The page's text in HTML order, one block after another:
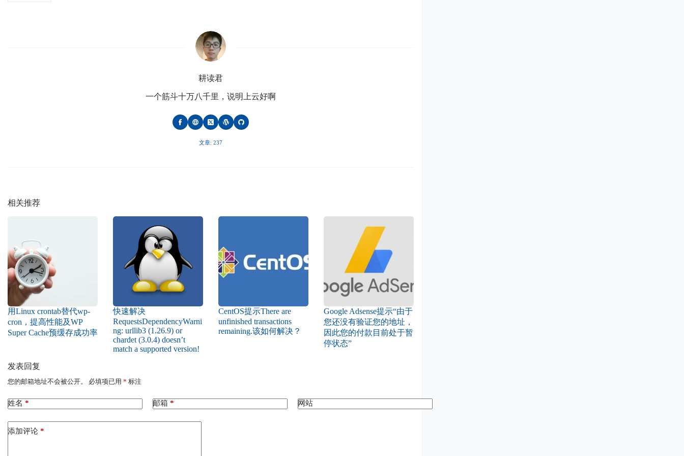
耕读君
一个筋斗十万八千里，说明上云好啊
文章: 237
相关推荐
用Linux crontab替代wp-
cron，提高性能及WP
Super Cache预缓存成功率
快速解决
RequestsDependencyWarni
ng: urllib3 (1.26.9) or
chardet (3.0.4) doesn’t
match a supported version!
CentOS提示There are
unfinished transactions
remaining.该如何解决？
Google Adsense提示“由于
您还没有验证您的地址，
因此您的付款目前处于暂
停状态”
发表回复
您的邮箱地址不会被公开。 必填项已用 * 标注
姓名 * 邮箱 * 网站
添加评论 *